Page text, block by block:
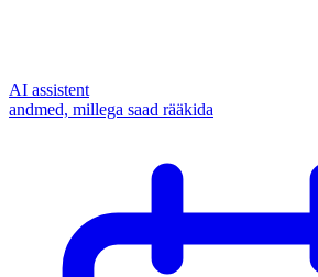
AI assistent
andmed, millega saad rääkida